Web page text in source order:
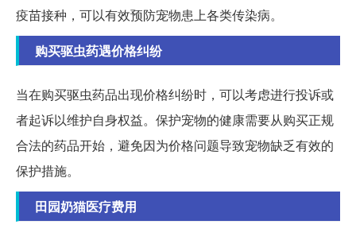
疫苗接种，可以有效预防宠物患上各类传染病。
购买驱虫药遇价格纠纷
当在购买驱虫药品出现价格纠纷时，可以考虑进行投诉或
者起诉以维护自身权益。保护宠物的健康需要从购买正规
合法的药品开始，避免因为价格问题导致宠物缺乏有效的
保护措施。
田园奶猫医疗费用